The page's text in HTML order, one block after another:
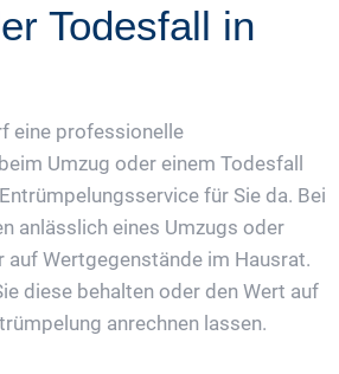
Todesfall in
eine professionelle
Umzug oder einem Todesfall
für Sie da. Bei
anlässlich eines Umzugs oder
auf Wertgegenstände im Hausrat.
diese behalten oder den Wert auf
anrechnen lassen.